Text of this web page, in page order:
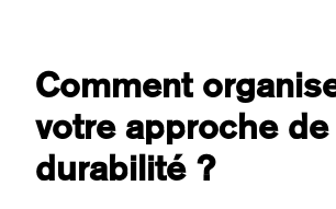
Comment
votre approche de
durabilité ?